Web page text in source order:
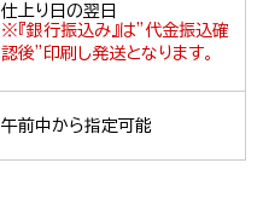
仕上り日の翌日
※『銀行振込み』は”代金振込確
認後”印刷し発送となります。
午前中から指定可能